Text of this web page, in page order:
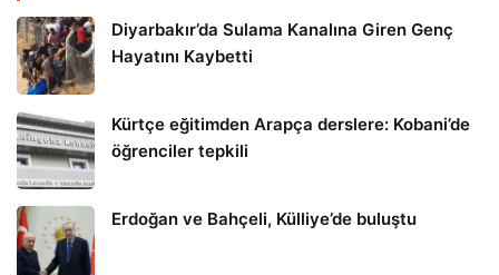
Diyarbakır’da Sulama Kanalına Giren Genç
Hayatını Kaybetti
Kürtçe eğitimden Arapça derslere: Kobani’de
öğrenciler tepkili
Erdoğan ve Bahçeli, Külliye’de buluştu